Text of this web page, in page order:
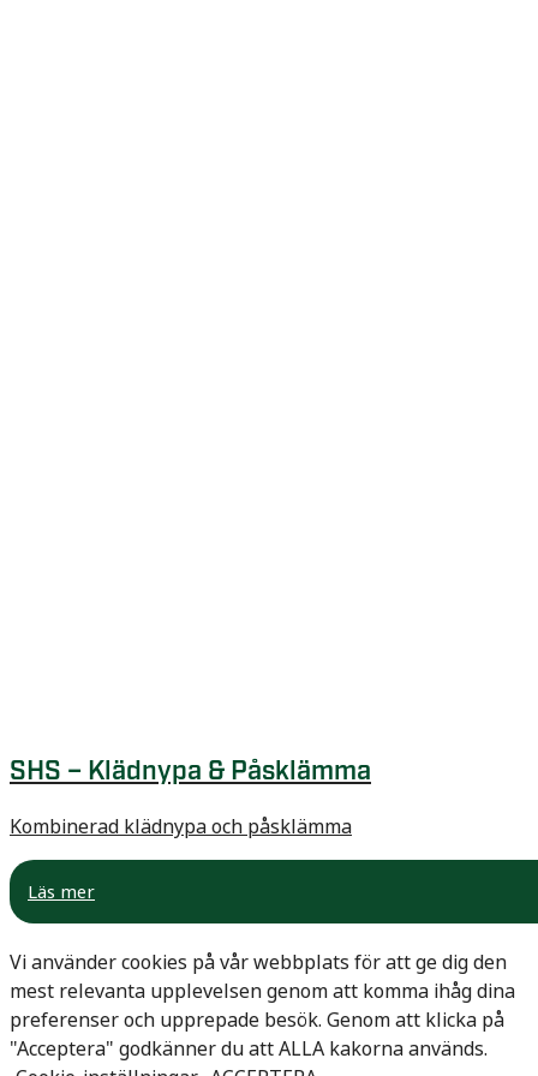
SHS – Klädnypa & Påsklämma
Kombinerad klädnypa och påsklämma
Läs mer
Vi använder cookies på vår webbplats för att ge dig den
mest relevanta upplevelsen genom att komma ihåg dina
preferenser och upprepade besök. Genom att klicka på
"Acceptera" godkänner du att ALLA kakorna används.